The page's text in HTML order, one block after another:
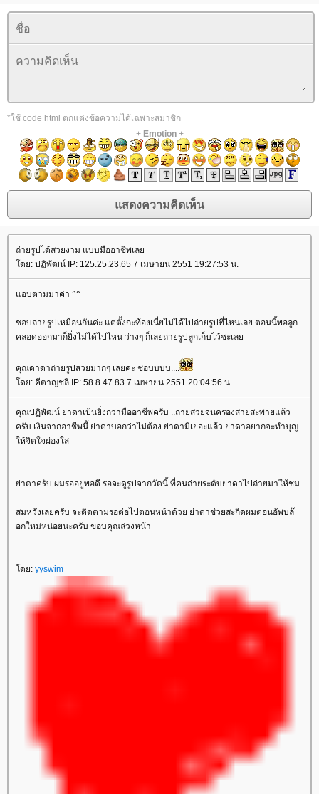
*ใช้ code html ตกแต่งข้อความได้เฉพาะสมาชิก
+ Emotion+
ถ่ายรูปได้สวยงาม แบบมืออาชีพเล
ดย: ปฏิพัฒน์ IP: 125.25.23.65 7 เมษายน 2551 19:27:53 น.
อบตามมาค่า ^^
ชอบถ่ายรูปเหมือนกันค่ะ แต่ตั้งกะท้องเนี่ยไม่ได้ไปถ่ายรูปที่ไหนเลย ตอนนี้พอลูก
คลอดออกมาก็ยิ่งไม่ได้ไปไหน ว่างๆ ก็เลยถ่ายรูปลูกเก็บไว้ซะเล
คุณดาดาถ่ายรูปสวยมากๆ เลยค่ะ ชอบบบบ....
ดย: คีตาญชลี IP: 58.8.47.83 7 เมษายน 2551 20:04:56 น.
คุณปฏิพัฒน์ ย่าดาเป้นยิ่งกว่ามืออาชีพครับ ..ถ่ายสวยจนครองสายสะพายแล้ว
ครับ เงินจากอาชีพนี้ ย่าดาบอกว่าไม่ต้อง ย่าดามีเยอะแล้ว ย่าดาอยากจะทำบุญ
ห้จิตใจผ่องใส
่าดาครับ ผมรออยู่พอดี รอจะดูรูปจากวัดนี้ ที่คนถ่ายระดับย่าดาไปถ่ายมาให้ชม
สมหวังเลยครับ จะติดตามรอต่อไปตอนหน้าด้วย ย่าดาช่วยสะกิดผมตอนอัพบล๊
อกใหม่หน่อยนะครับ ขอบคุณล่วงหน้า
ดย: yyswim